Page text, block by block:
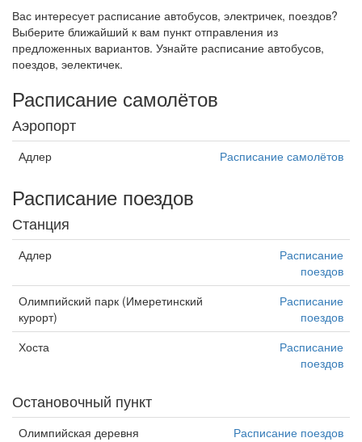
Вас интересует расписание автобусов, электричек, поездов?
Выберите ближайший к вам пункт отправления из
предложенных вариантов. Узнайте расписание автобусов,
поездов, эелектичек.
Расписание самолётов
Аэропорт
Адлер Расписание самолётов
Расписание поездов
Станция
Адлер
Расписание
поездов
Олимпийский парк (Имеретинский
курорт)
Расписание
поездов
Хоста
Расписание
поездов
Остановочный пункт
Олимпийская деревня Расписание поездов